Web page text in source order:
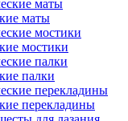
маты
мостики
палки
перекладины